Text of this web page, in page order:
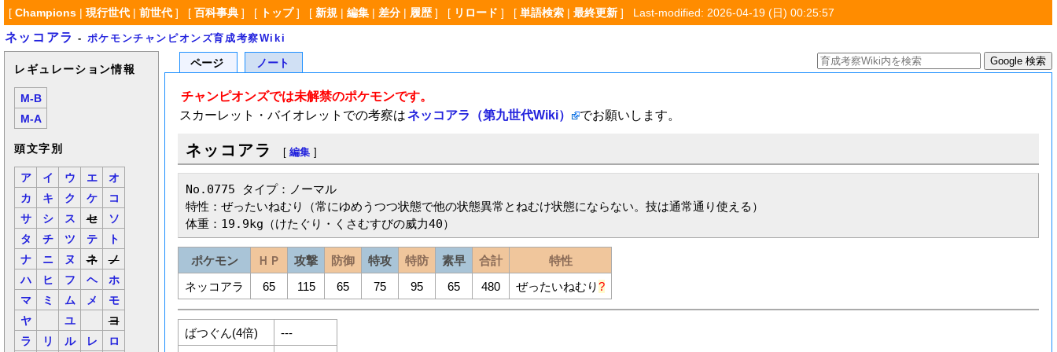
[ Champions| 現行世代| 前世代] [ 百科事典] [ トップ] [ 新規| 編集| 差分| 履歴] [ リロード ] [ 単語検索| 最終更新] Last-modified: 2026-04-19 (日) 00:25:57
ネッコアラ - ポケモンチャンピオンズ育成考察Wiki
レギュレーション情報
M-B
M-A
頭文字別
ア イ ウ エ
オ
カ
キ ク ケ
コ
サ
シ ス セ
ソ
タ
チ ツ テ
ト
ナ
ニ ヌ ネ
ノ
ハ
ヒ フ ヘ
ホ
マ
ミ ム メ
モ
ヤ
ユ
ヨ
ラ
リ ル レ ロ
ページ ノート
チャンピオンズでは未解禁のポケモンです。
スカーレット・バイオレットでの考察はネッコアラ（第九世代Wiki） でお願いします。
ネッコアラ [ 編集 ]
No.0775 タイプ：ノーマル
特性：ぜったいねむり（常にゆめうつつ状態で他の状態異常とねむけ状態にならない。技は通常通り使える）
体重：19.9kg（けたぐり・くさむすびの威力40）
ポケモン ＨＰ 攻撃 防御 特攻 特防 素早 合計
特性
ネッコアラ
65 115 65 75 95 65 480 ぜったいねむり?
ばつぐん(4倍)
---